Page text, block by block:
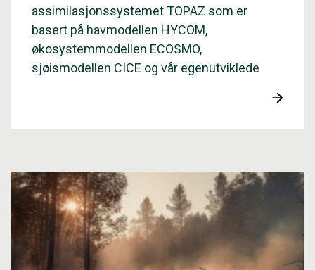
assimilasjons­­systemet TOPAZ som er
basert på havmodellen HYCOM,
økosystemmodellen ECOSMO,
sjøismodellen CICE og vår egenutviklede